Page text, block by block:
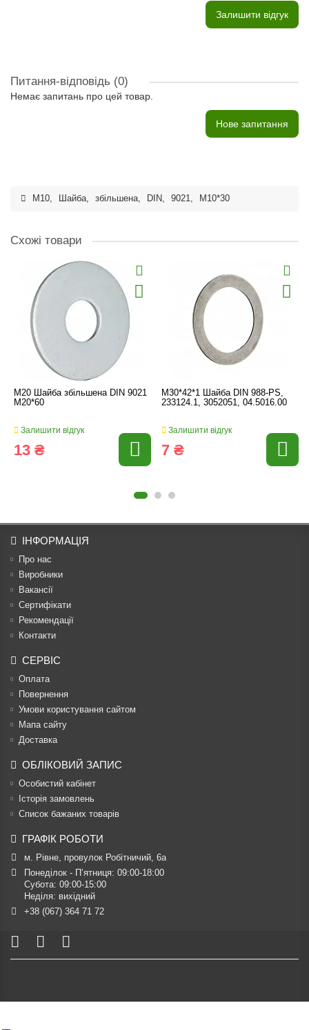
Залишити відгук
Питання-відповідь (0)
Немає запитань про цей товар.
Нове запитання
M10, Шайба, збільшена, DIN, 9021, M10*30
Схожі товари
M20 Шайба збільшена DIN 9021
M20*60
Залишити відгук
13 ₴
M30*42*1 Шайба DIN 988-PS,
233124.1, 3052051, 04.5016.00
Залишити відгук
7 ₴
ІНФОРМАЦІЯ
Про нас
Виробники
Вакансії
Сертифікати
Рекомендації
Контакти
СЕРВІС
Оплата
Повернення
Умови користування сайтом
Мапа сайту
Доставка
ОБЛІКОВИЙ ЗАПИС
Особистий кабінет
Історія замовлень
Список бажаних товарів
ГРАФІК РОБОТИ
м. Рівне, провулок Робітничий, 6а
Понеділок - П’ятниця: 09:00-18:00
Субота: 09:00-15:00
Неділя: вихідний
+38 (067) 364 71 72